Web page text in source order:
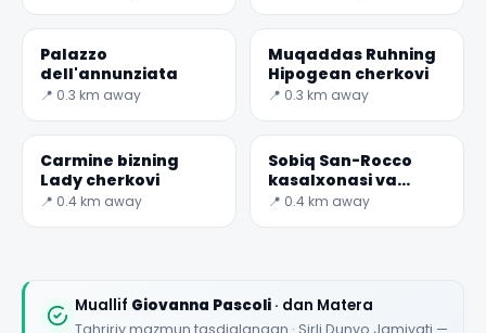
Palazzo
dell'annunziata
📍 0.3 km away
Muqaddas Ruhning
Hipogean cherkovi
📍 0.3 km away
Carmine bizning
Lady cherkovi
📍 0.4 km away
Sobiq San-Rocco
kasalxonasi va
flagellated
📍 0.4 km away
Muallif Giovanna Pascoli · dan Matera